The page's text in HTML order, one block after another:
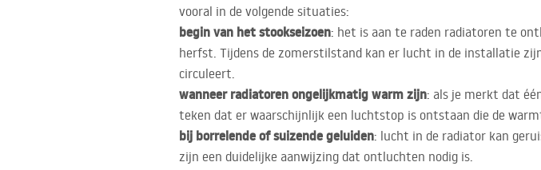
vooral in de volgende situaties:
begin van het stookseizoen: het is aan te raden radiatoren te
herfst. Tijdens de zomerstilstand kan er lucht in de installatie
circuleert.
wanneer radiatoren ongelijkmatig warm zijn: als je merkt dat
teken dat er waarschijnlijk een luchtstop is ontstaan die de
bij borrelende of suizende geluiden: lucht in de radiator kan
zijn een duidelijke aanwijzing dat ontluchten nodig is.